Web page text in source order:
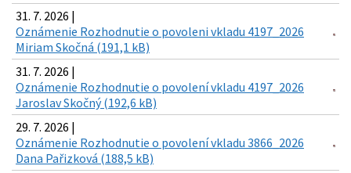
31. 7. 2026 |
Oznámenie Rozhodnutie o povoleni vkladu 4197_2026
Miriam Skočná (191,1 kB)
31. 7. 2026 |
Oznámenie Rozhodnutie o povolení vkladu 4197_2026
Jaroslav Skočný (192,6 kB)
29. 7. 2026 |
Oznámenie Rozhodnutie o povolení vkladu 3866_2026
Dana Pařizková (188,5 kB)